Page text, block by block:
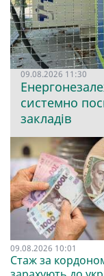
09.08.2026 11:30
системно
закладів
09.08.2026 10:01
Стаж за